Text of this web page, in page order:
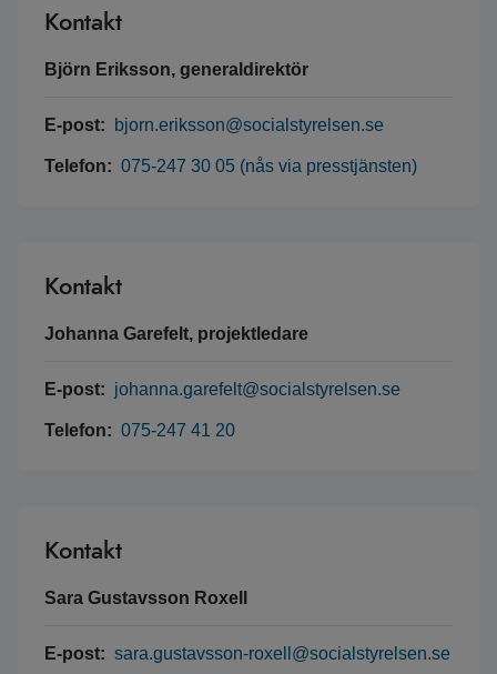
Kontakt
Björn Eriksson, generaldirektör
E-post: bjorn.eriksson@socialstyrelsen.se
Telefon: 075-247 30 05 (nås via presstjänsten)
Kontakt
Johanna Garefelt, projektledare
E-post: johanna.garefelt@socialstyrelsen.se
Telefon: 075-247 41 20
Kontakt
Sara Gustavsson Roxell
E-post: sara.gustavsson-roxell@socialstyrelsen.se